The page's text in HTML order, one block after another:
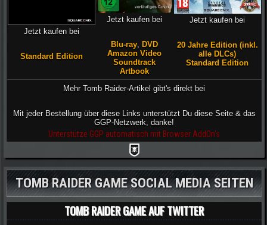
Jetzt kaufen bei
Standard Edition
Jetzt kaufen bei
Blu-ray, DVD
Amazon Video
Soundtrack
Artbook
Jetzt kaufen bei
20 Jahre Edition (inkl.
alle DLCs)
Standard Edition
Mehr Tomb Raider-Artikel gibt's direkt bei
Mit jeder Bestellung über diese Links unterstützt Du diese Seite & das
GGP-Netzwerk, danke!
Unterstütze GGP automatisch mit Browser AddOn's
TOMB RAIDER GAME SOCIAL MEDIA SEITEN
TOMB RAIDER GAME AUF TWITTER